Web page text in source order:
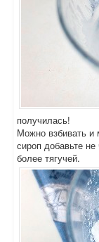
получилась!
Можно взбивать и
сироп добавьте
более тягучей.